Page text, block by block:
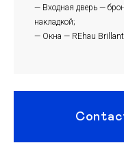
— Входная дверь —
накладкой;
— Окна — REhau